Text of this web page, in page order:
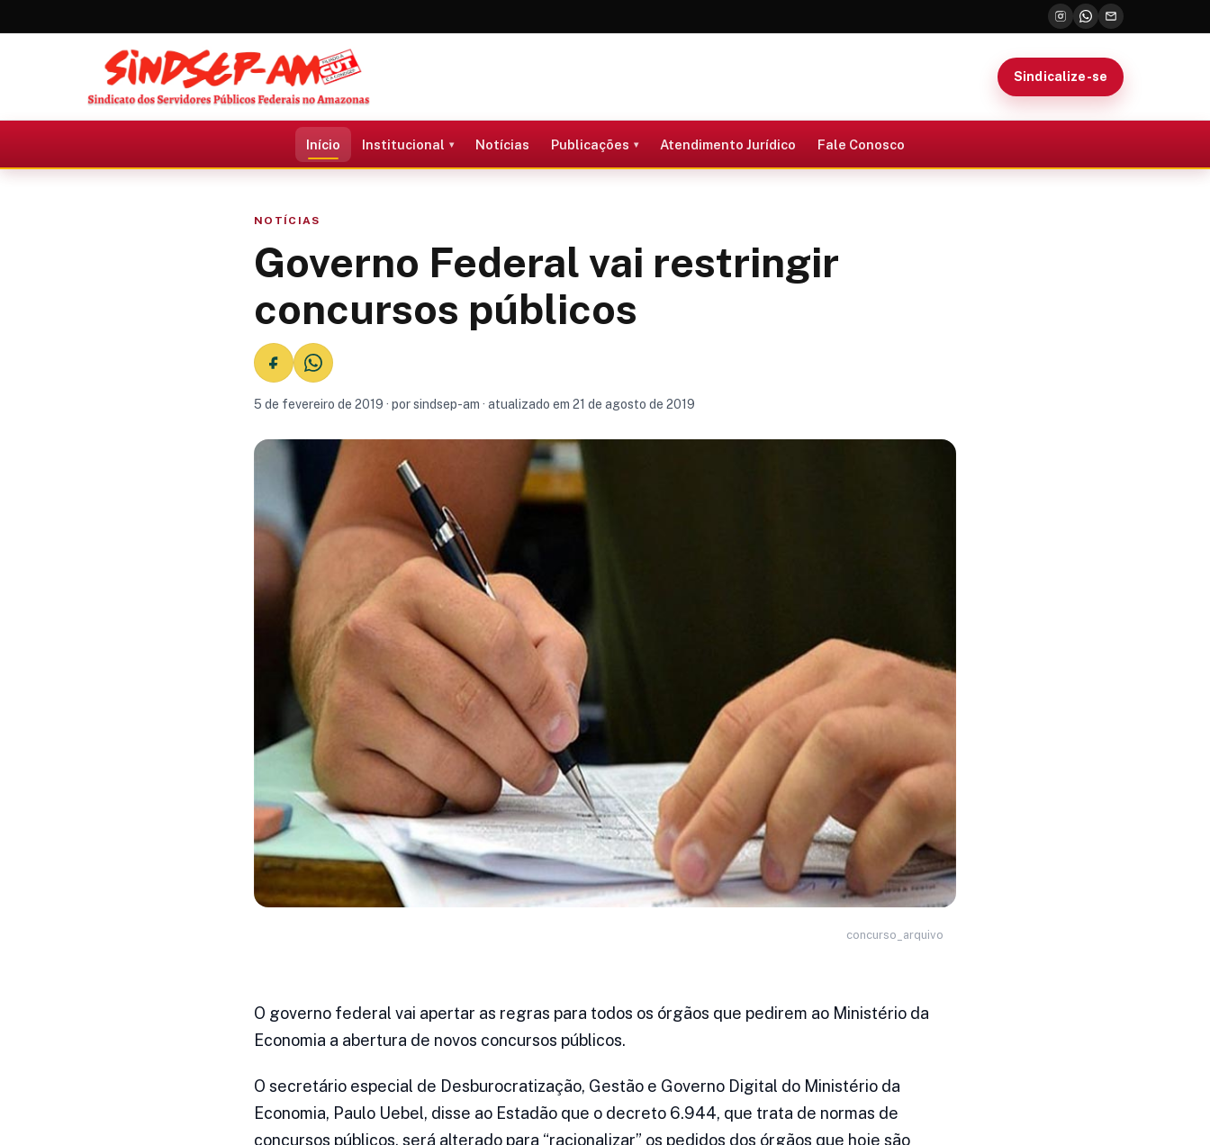
Sindicalize-se
Início Institucional Notícias Publicações Atendimento Jurídico Fale Conosco
NOTÍCIAS
Governo Federal vai restringir
concursos públicos
5 de fevereiro de 2019 · por sindsep-am · atualizado em 21 de agosto de 2019
concurso_arquivo
O governo federal vai apertar as regras para todos os órgãos que pedirem ao Ministério da
Economia a abertura de novos concursos públicos.
O secretário especial de Desburocratização, Gestão e Governo Digital do Ministério da
Economia, Paulo Uebel, disse ao Estadão que o decreto 6.944, que trata de normas de
concursos públicos, será alterado para “racionalizar” os pedidos dos órgãos que hoje são